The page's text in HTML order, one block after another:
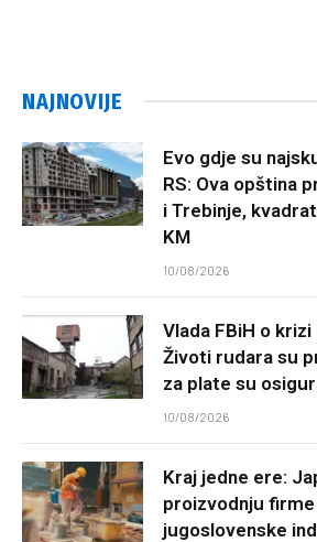
NAJNOVIJE
Evo gdje su
RS: Ova opština
i Trebinje,
KM
10/08/2026
Vlada FBiH o krizi
Životi rudara su
za plate su
10/08/2026
Kraj jedne ere:
proizvodnju
jugoslovenske